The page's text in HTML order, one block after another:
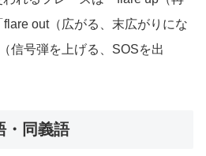
out（広がる、末広がりにな
信号弾を上げる、SOSを出
・同義語